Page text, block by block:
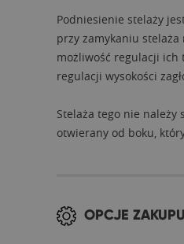
Podniesienie stelaży
przy zamykaniu
możliwość regulacji ich
regulacji wysokości
Stelaża tego nie należy
otwierany od boku,
OPCJE ZAKUPU